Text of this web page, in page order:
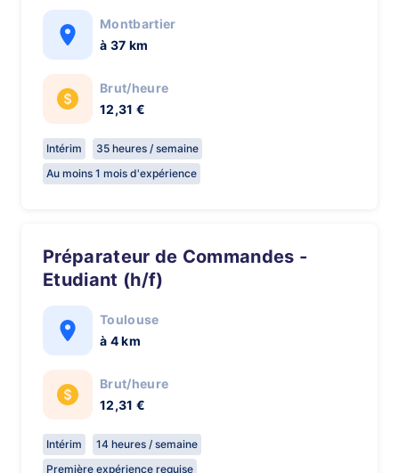
Montbartier
à 37 km
Brut/heure
12,31 €
Intérim
35 heures / semaine
Au moins 1 mois d'expérience
Préparateur de Commandes -
Etudiant (h/f)
Toulouse
à 4 km
Brut/heure
12,31 €
Intérim
14 heures / semaine
Première expérience requise